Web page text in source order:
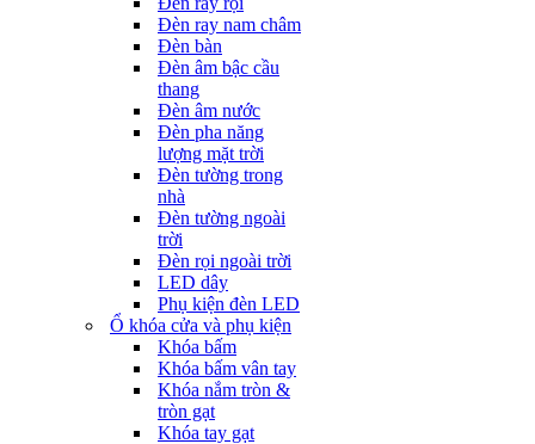
Đèn ray nam châm
Đèn bàn
Đèn âm bậc cầu
thang
Đèn âm nước
Đèn pha năng
lượng mặt trời
Đèn tường trong
nhà
Đèn tường ngoài
trời
Đèn rọi ngoài trời
LED dây
Phụ kiện đèn LED
Ổ khóa cửa và phụ kiện
Khóa bấm
Khóa bấm vân tay
Khóa nắm tròn &
tròn gạt
Khóa tay gạt